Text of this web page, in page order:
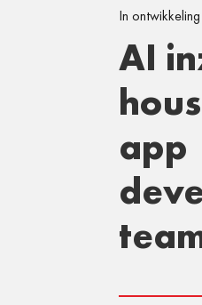
In ontwikkeling
AI
app